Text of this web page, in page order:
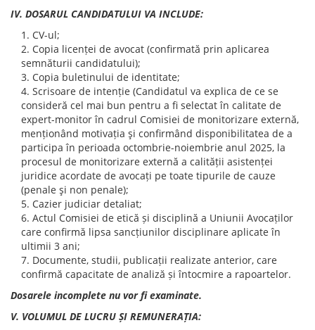
IV. DOSARUL CANDIDATULUI VA INCLUDE:
CV-ul;
Copia licenței de avocat (confirmată prin aplicarea
semnăturii candidatului);
Copia buletinului de identitate;
Scrisoare de intenție (Candidatul va explica de ce se
consideră cel mai bun pentru a fi selectat în calitate de
expert-monitor în cadrul Comisiei de monitorizare externă,
menționând motivația şi confirmând disponibilitatea de a
participa în perioada octombrie-noiembrie anul 2025, la
procesul de monitorizare externă a calității asistenței
juridice acordate de avocați pe toate tipurile de cauze
(penale şi non penale);
Cazier judiciar detaliat;
Actul Comisiei de etică și disciplină a Uniunii Avocaților
care confirmă lipsa sancțiunilor disciplinare aplicate în
ultimii 3 ani;
Documente, studii, publicații realizate anterior, care
confirmă capacitate de analiză și întocmire a rapoartelor.
Dosarele incomplete nu vor fi examinate.
V. VOLUMUL DE LUCRU ȘI REMUNERAȚIA: